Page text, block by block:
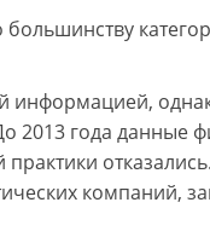
2013 года данные